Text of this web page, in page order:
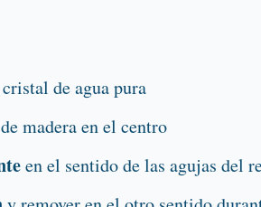
de agua pura
madera en el centro
en el sentido de las agujas del